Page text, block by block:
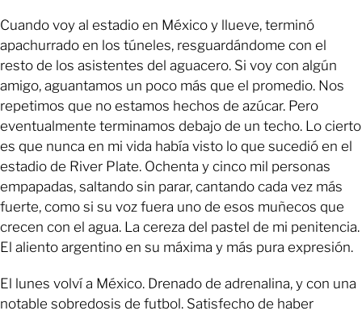
Cuando voy al estadio en México y llueve, terminó
apachurrado en los túneles, resguardándome con el
resto de los asistentes del aguacero. Si voy con algún
amigo, aguantamos un poco más que el promedio. Nos
repetimos que no estamos hechos de azúcar. Pero
eventualmente terminamos debajo de un techo. Lo cierto
es que nunca en mi vida había visto lo que sucedió en el
estadio de River Plate. Ochenta y cinco mil personas
empapadas, saltando sin parar, cantando cada vez más
fuerte, como si su voz fuera uno de esos muñecos que
crecen con el agua. La cereza del pastel de mi penitencia.
El aliento argentino en su máxima y más pura expresión.
El lunes volví a México. Drenado de adrenalina, y con una
notable sobredosis de futbol. Satisfecho de haber